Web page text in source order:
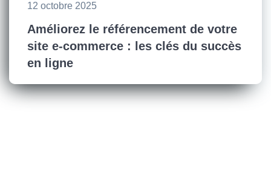
12 octobre 2025
Améliorez le référencement de votre
site e-commerce : les clés du succès
en ligne